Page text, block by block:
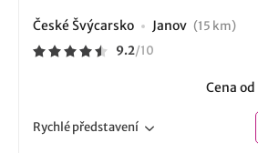
České Švýcarsko Janov (15 km)
9.2/10
Cena od
Rychlépředstavení